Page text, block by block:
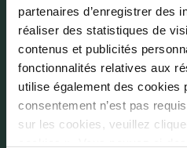
partenaires d’enregistrer des
réaliser des statistiques de
contenus et publicités
fonctionnalités relatives aux
utilise également des cookies
consentement n’est pas
sur les cookies, veuillez